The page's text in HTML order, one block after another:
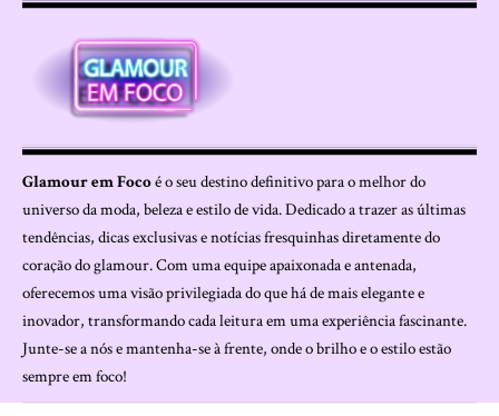
Glamour em Focoé o seu destino definitivo para o melhor do
universo da moda, beleza e estilo de vida. Dedicado a trazer as últimas
tendências, dicas exclusivas e notícias fresquinhas diretamente do
coração do glamour. Com uma equipe apaixonada e antenada,
oferecemos uma visão privilegiada do que há de mais elegante e
inovador, transformando cada leitura em uma experiência fascinante.
Junte-se a nós e mantenha-se à frente, onde o brilho e o estilo estão
sempre em foco!